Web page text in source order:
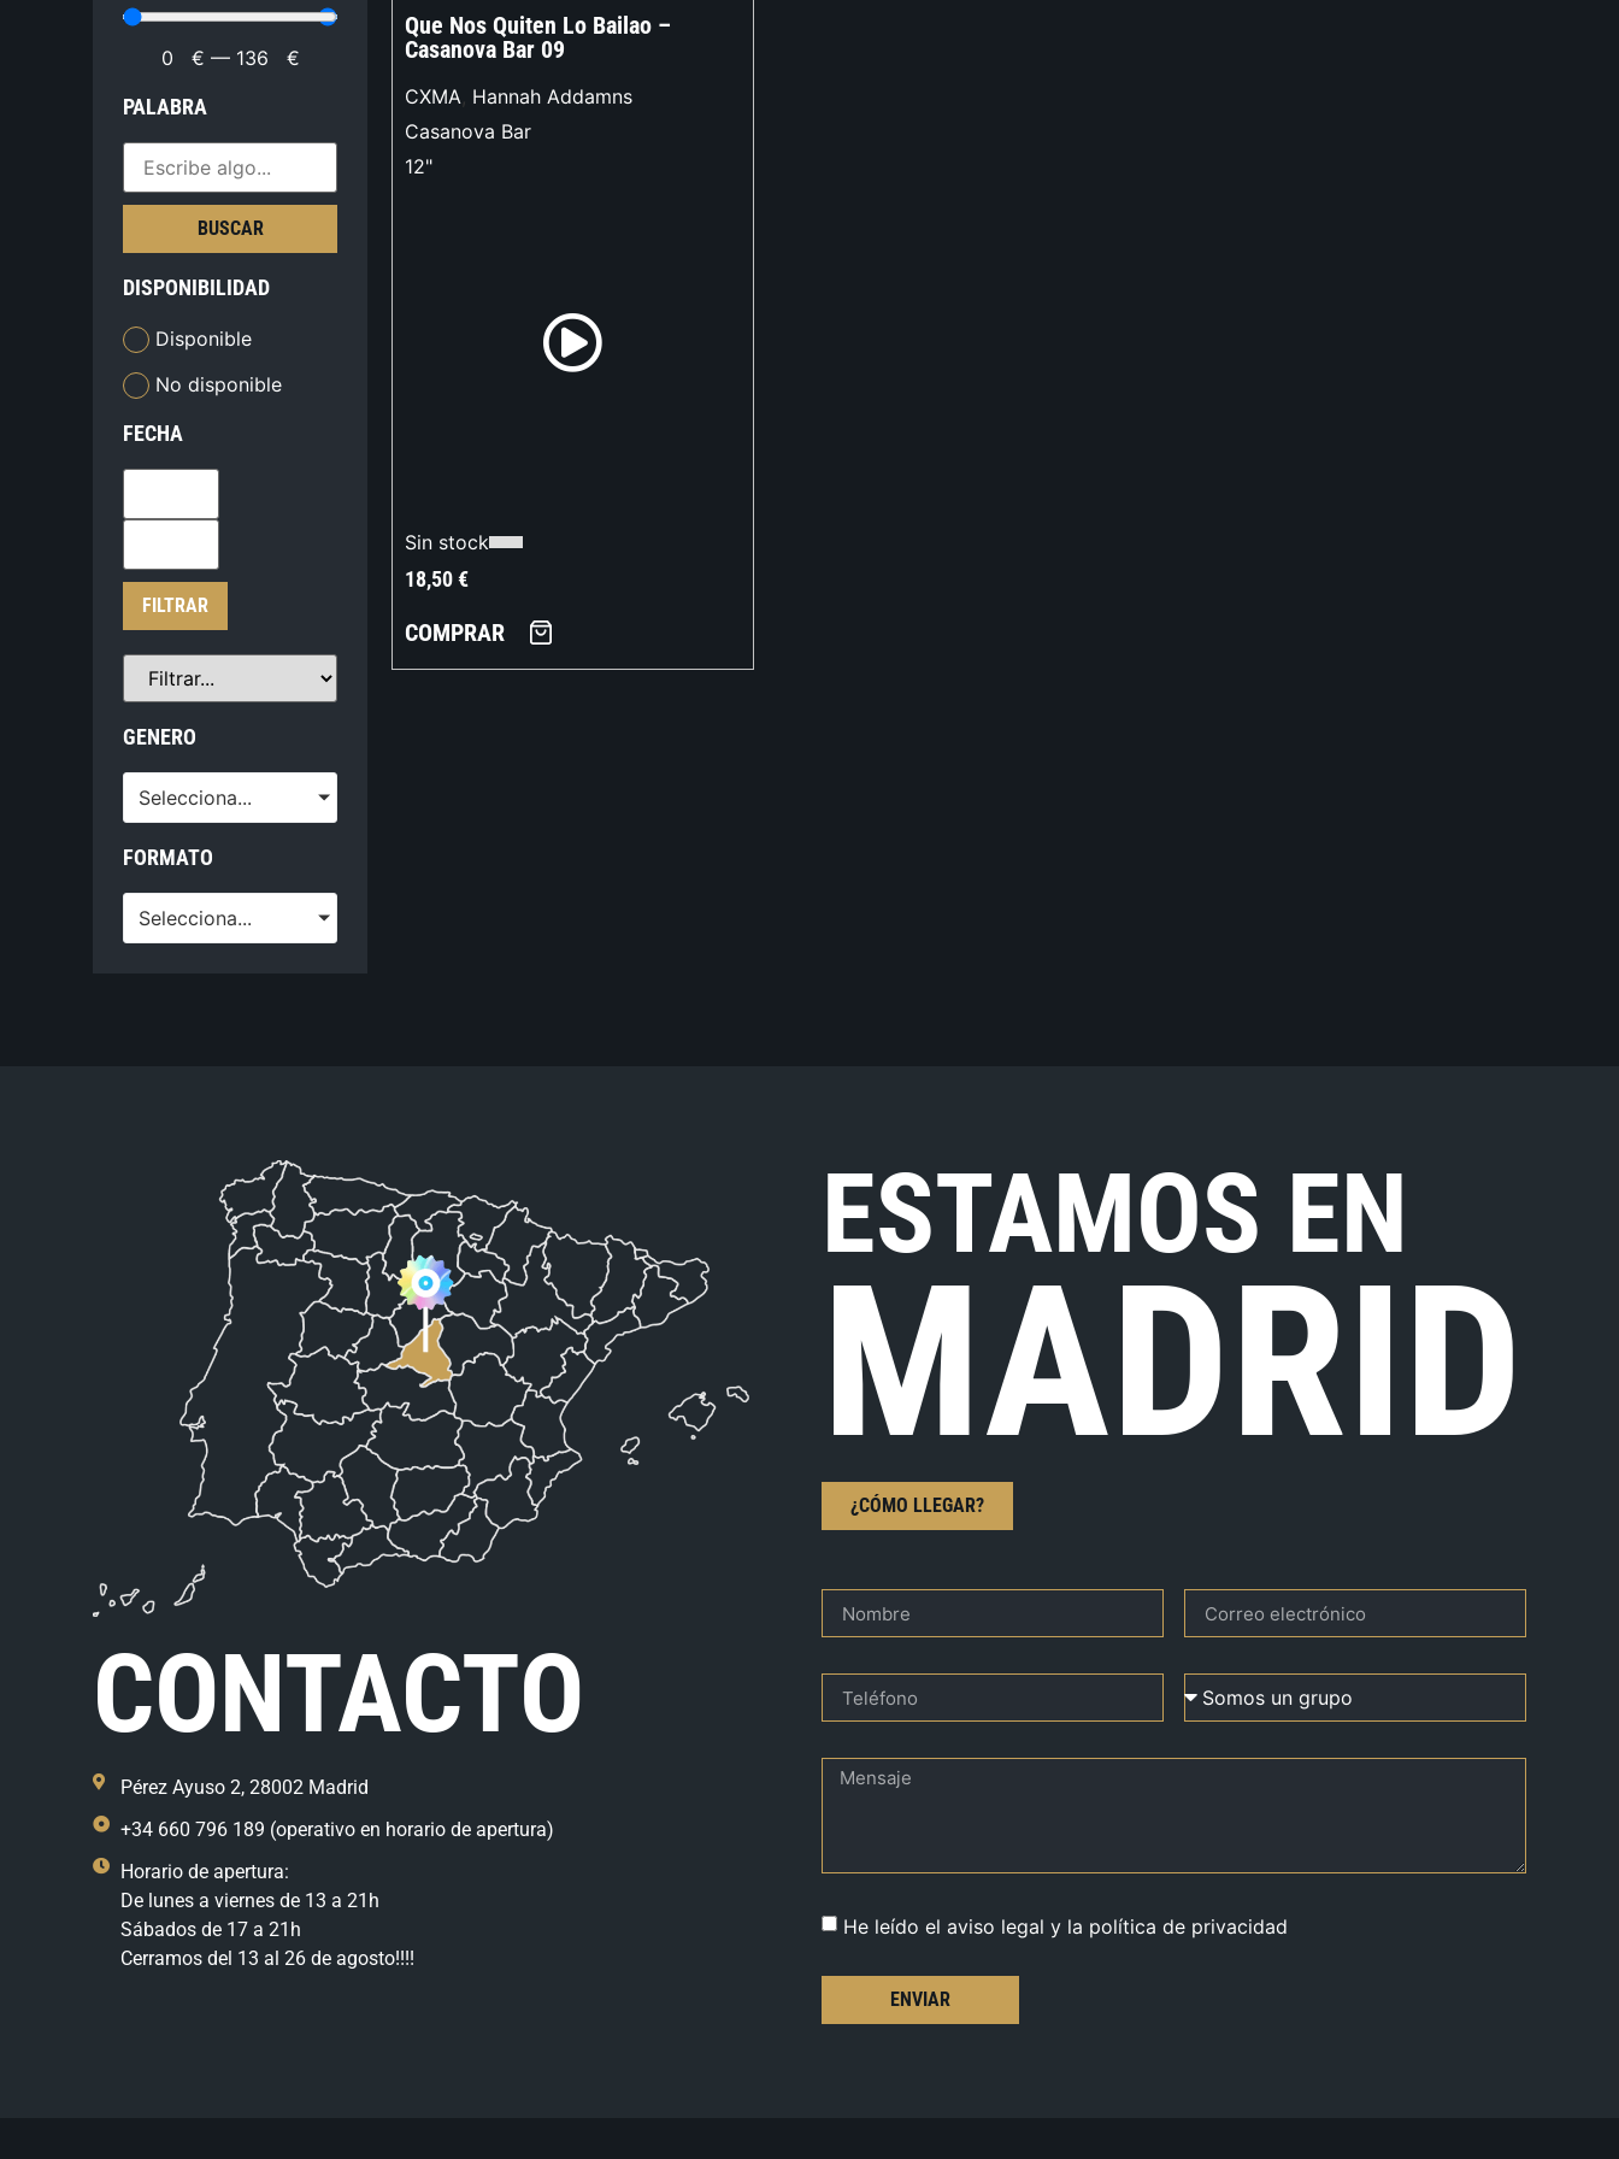
0 € — 136 €
PALABRA
BUSCAR
DISPONIBILIDAD
Disponible
No disponible
FECHA
FILTRAR
GENERO
Selecciona...
FORMATO
Selecciona...
Que Nos Quiten Lo Bailao –
Casanova Bar 09
CXMA, Hannah Addamns
Casanova Bar
12"
Sin stock
18,50€
COMPRAR
CONTACTO
Pérez Ayuso 2, 28002 Madrid
+34 660 796 189 (operativo en horario de apertura)
Horario de apertura:
De lunes a viernes de 13 a 21h
Sábados de 17 a 21h
Cerramos del 13 al 26 de agosto!!!!
ESTAMOS EN
MADRID
¿CÓMO LLEGAR?
He leído el aviso legal y la política de privacidad
ENVIAR